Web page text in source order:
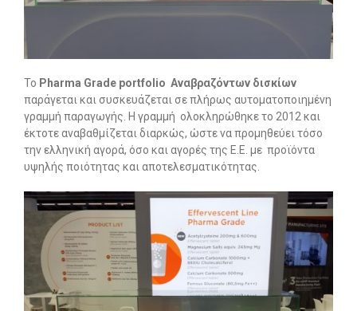
Το Pharma Grade portfolio Αναβραζόντων δισκίων
παράγεται και συσκευάζεται σε πλήρως αυτοματοποιημένη
γραμμή παραγωγής. Η γραμμή ολοκληρώθηκε το 2012 και
έκτοτε αναβαθμίζεται διαρκώς, ώστε να προμηθεύει τόσο
την ελληνική αγορά, όσο και αγορές της Ε.Ε. με προϊόντα
υψηλής ποιότητας και αποτελεσματικότητας.